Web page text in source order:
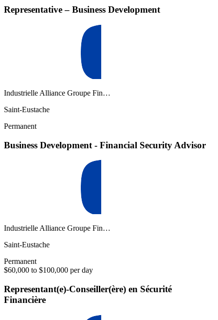
Representative – Business Development
Industrielle Alliance Groupe Fin…
Saint-Eustache
Permanent
Business Development - Financial Security Advisor
Industrielle Alliance Groupe Fin…
Saint-Eustache
Permanent
$60,000 to $100,000 per day
Representant(e)-Conseiller(ère) en Sécurité
Financière